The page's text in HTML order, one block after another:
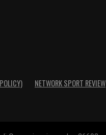
NETWORK SPORT REVIEW